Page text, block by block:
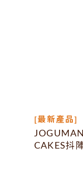
[最新產品]
CAKES抖